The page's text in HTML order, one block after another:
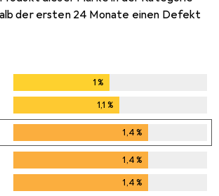
der ersten 24 Monate einen Defekt
1%
1,1 %
1,4%
1,4%
1,4%